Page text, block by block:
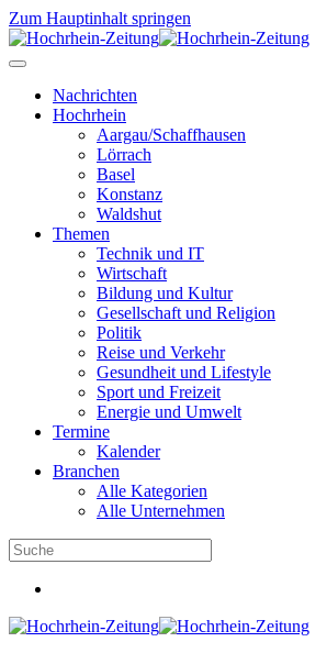
Zum Hauptinhalt springen
Nachrichten
Hochrhein
Aargau/Schaffhausen
Lörrach
Basel
Konstanz
Waldshut
Themen
Technik und IT
Wirtschaft
Bildung und Kultur
Gesellschaft und Religion
Politik
Reise und Verkehr
Gesundheit und Lifestyle
Sport und Freizeit
Energie und Umwelt
Termine
Kalender
Branchen
Alle Kategorien
Alle Unternehmen